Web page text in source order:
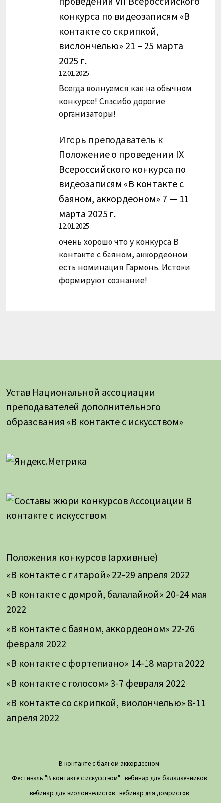
конкурса по видеозаписям «В
контакте со скрипкой,
виолончелью» 21 – 25 марта
2025 г.
12.01.2025
Всегда волнуемся как на обычном
конкурсе! Спасибо дорогие
организаторы!
Игорь преподаватель к
Положение о проведении IX
Всероссийского конкурса по
видеозаписям «В контакте с
баяном, аккордеоном» 7 — 11
марта 2025 г.
12.01.2025
очень хорошо что у конкурса В
контакте с баяном, аккордеоном
есть номинация Гармонь. Истоки
формируют сознание!
Устав Национальной ассоциации
преподавателей дополнительного
образования «В контакте с искусством»
Положения конкурсов (архивные)
«В контакте с гитарой» 22-29 апреля 2022
«В контакте с домрой, балалайкой» 20-24 мая
2022
«В контакте с баяном, аккордеоном» 22-26
февраля 2022
«В контакте с фортепиано» 14-18 марта 2022
«В контакте с голосом» 3-7 февраля 2022
«В контакте со скрипкой, виолончелью» 8-11
апреля 2022
В контакте с баяном аккордеоном
Фестиваль "В контакте с искусством" вебинар для балалаечников
вебинар для виолончелистов вебинар для домристов